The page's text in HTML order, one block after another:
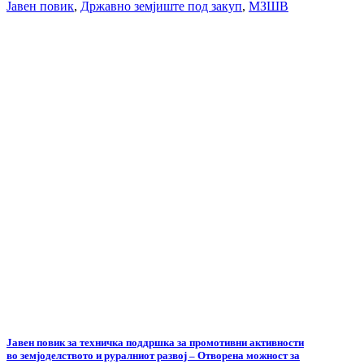
Јавен повик, Државно земјиште под закуп, МЗШВ
Јавен повик за техничка поддршка за промотивни активности
во земјоделството и руралниот развој – Отворена можност за